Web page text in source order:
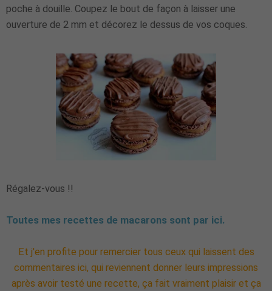
poche à douille. Coupez le bout de façon à laisser une
ouverture de 2 mm et décorez le dessus de vos coques.
Régalez-vous !!
Toutes mes recettes de macarons sont par ici.
Et j'en profite pour remercier tous ceux qui laissent des
commentaires ici, qui reviennent donner leurs impressions
après avoir testé une recette, ça fait vraiment plaisir et ça